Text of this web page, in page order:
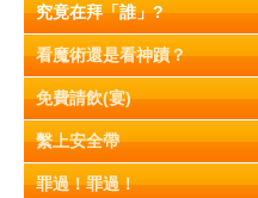
究竟在拜「誰」?
看魔術還是看神蹟？
免費請飲(宴)
繫上安全帶
罪過！罪過！